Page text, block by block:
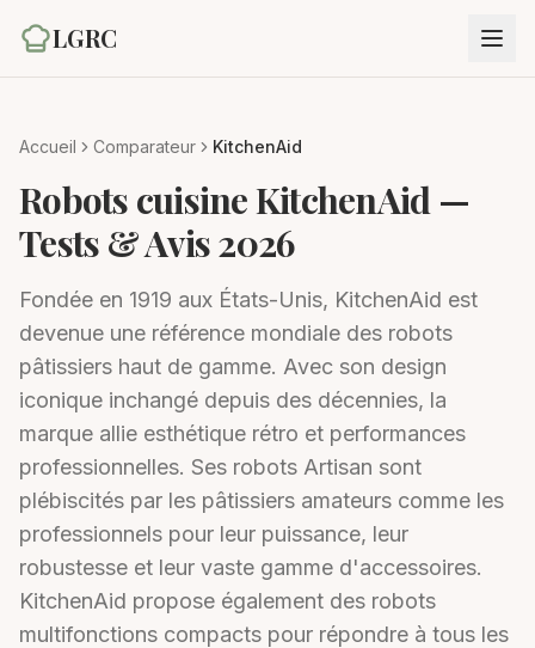
LGRC
Accueil Comparateur KitchenAid
Robots cuisineKitchenAid—
Tests & Avis 2026
Fondée en 1919 aux États-Unis, KitchenAid est
devenue une référence mondiale des robots
pâtissiers haut de gamme. Avec son design
iconique inchangé depuis des décennies, la
marque allie esthétique rétro et performances
professionnelles. Ses robots Artisan sont
plébiscités par les pâtissiers amateurs comme les
professionnels pour leur puissance, leur
robustesse et leur vaste gamme d'accessoires.
KitchenAid propose également des robots
multifonctions compacts pour répondre à tous les